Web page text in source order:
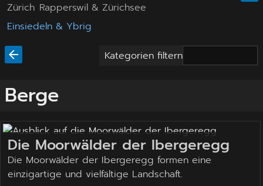
Zürich Rapperswil & Zürichsee
Einsiedeln & Ybrig
Kategorien filtern
Berge
Die Moorwälder der Ibergeregg
Die Moorwälder der Ibergeregg formen eine
einzigartige und vielfältige Landschaft.